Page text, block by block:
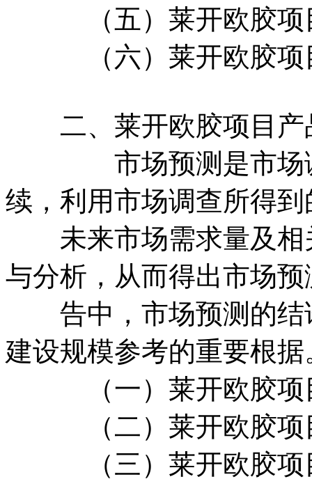
（五）莱开欧胶项目
（六）莱开欧胶项目
二、莱开欧胶项目产
市场预测是市场调
续，利用市场调查所得
未来市场需求量及相
与分析，从而得出市场
告中，市场预测的结
建设规模参考的重要根据
（一）莱开欧胶项目
（二）莱开欧胶项目
（三）莱开欧胶项